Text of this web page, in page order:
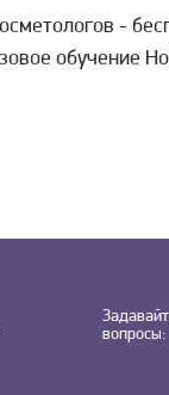
-
обучение
вопросы: